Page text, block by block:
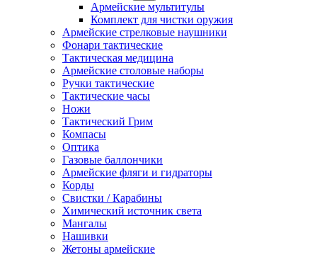
Армейские мультитулы
Комплект для чистки оружия
Армейские стрелковые наушники
Фонари тактические
Тактическая медицина
Армейские столовые наборы
Ручки тактические
Тактические часы
Ножи
Тактический Грим
Компасы
Оптика
Газовые баллончики
Армейские фляги и гидраторы
Корды
Свистки / Карабины
Химический источник света
Мангалы
Нашивки
Жетоны армейские